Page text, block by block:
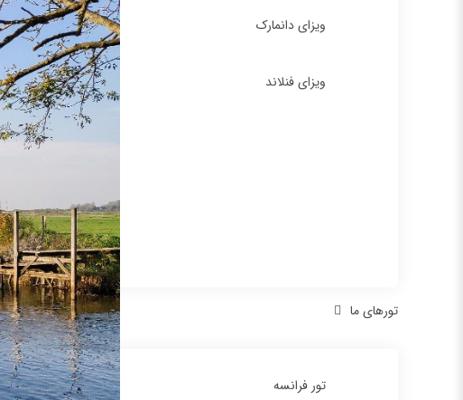
ویزای دانمارک
ویزای فنلاند
تورهای ما
تور فرانسه